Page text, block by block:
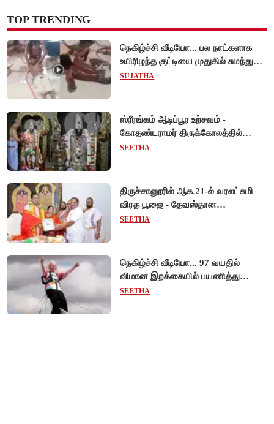
TOP TRENDING
நெகிழ்ச்சி வீடியோ... பல நாட்களாக
உயிரிழந்த குட்டியை முதுகில் சுமந்து
நீந்திய டால்பின்... உலகை உலுக்கிய
SUJATHA
ஸ்ரீரங்கம் ஆடிப்பூர உற்சவம் -
கோதண்டராமர் திருக்கோலத்தில்
ஆண்டாள் நாச்சியார்!
SEETHA
திருச்சானூரில் ஆக.21-ல் வரலட்சுமி
விரத பூஜை - தேவஸ்தான
அறங்காவலர் குழு தலைவருக்கு
SEETHA
நெகிழ்ச்சி வீடியோ... 97 வயதில்
விமான இறக்கையில் பயணித்து
கின்னஸ் சாதனை படைத்த பிரிட்டன்
SEETHA